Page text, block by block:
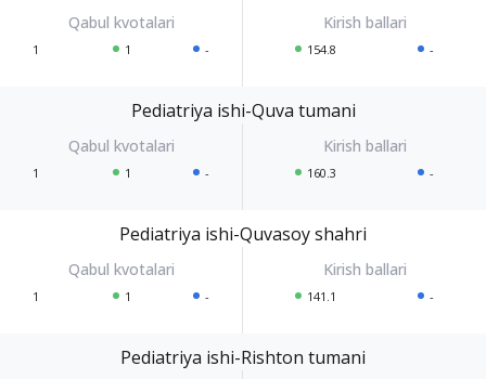
1 1 - 154.8 -
Pediatriya ishi-Quva tumani
1 1 - 160.3 -
Pediatriya ishi-Quvasoy shahri
1 1 - 141.1 -
Pediatriya ishi-Rishton tumani